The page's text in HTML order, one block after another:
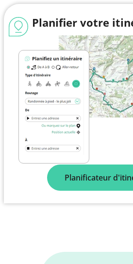
Planifier votre
Planificateur